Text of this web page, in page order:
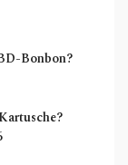
Bonbon?